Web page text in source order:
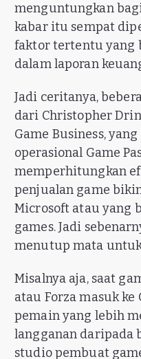
menguntungkan
kabar itu sempat
faktor tertentu yang
dalam laporan
Jadi ceritanya,
dari Christopher
Game Business,
operasional Game
memperhitungkan
penjualan game
Microsoft atau yang
games. Jadi
menutup mata
Misalnya aja, saat
atau Forza masuk ke
pemain yang lebih
langganan daripada
studio pembuat